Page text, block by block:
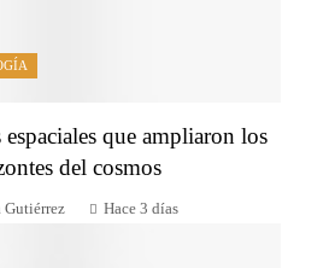
que ampliaron los
del cosmos
Gutiérrez Hace 3 días